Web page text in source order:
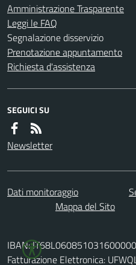
Amministrazione Trasparente
Leggi le FAQ
Segnalazione disservizio
Prenotazione appuntamento
Richiesta d'assistenza
SEGUICI SU
Newsletter
Dati monitoraggio
Mappa del Sito
IBAN:
Fatturazione Elettronica: